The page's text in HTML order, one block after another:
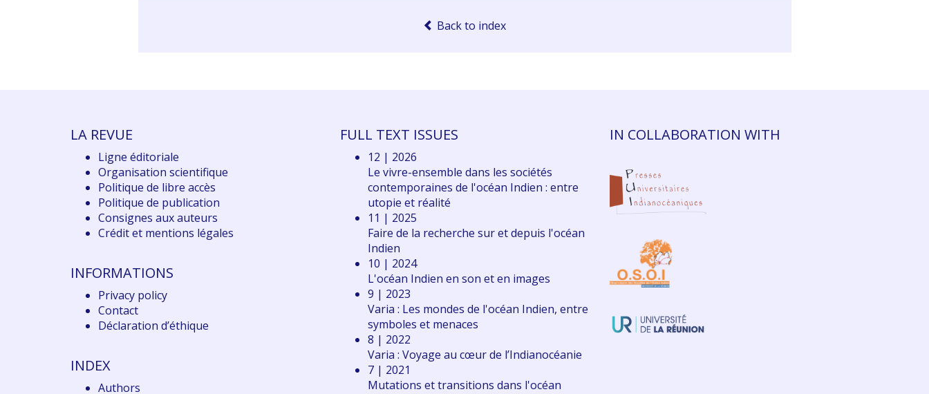
Back to index
LA REVUE
Ligne éditoriale
Organisation scientifique
Politique de libre accès
Politique de publication
Consignes aux auteurs
Crédit et mentions légales
INFORMATIONS
Privacy policy
Contact
Déclaration d’éthique
INDEX
Authors
FULL TEXT ISSUES
12 | 2026
Le vivre-ensemble dans les sociétés
contemporaines de l'océan Indien : entre
utopie et réalité
11 | 2025
Faire de la recherche sur et depuis l'océan
Indien
10 | 2024
L'océan Indien en son et en images
9 | 2023
Varia : Les mondes de l'océan Indien, entre
symboles et menaces
8 | 2022
Varia : Voyage au cœur de l’Indianocéanie
7 | 2021
Mutations et transitions dans l'océan
IN COLLABORATION WITH